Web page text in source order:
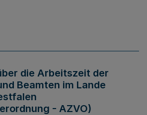
die Arbeitszeit der
Beamten im Lande
- AZVO)